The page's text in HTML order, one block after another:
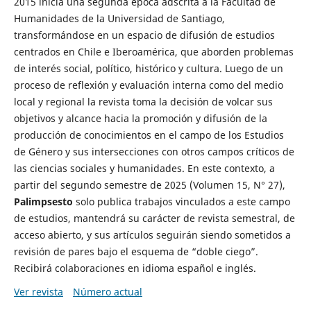
Humanidades de la Universidad de Santiago,
transformándose en un espacio de difusión de estudios
centrados en Chile e Iberoamérica, que aborden problemas
de interés social, político, histórico y cultura. Luego de un
proceso de reflexión y evaluación interna como del medio
local y regional la revista toma la decisión de volcar sus
objetivos y alcance hacia la promoción y difusión de la
producción de conocimientos en el campo de los Estudios
de Género y sus intersecciones con otros campos críticos de
las ciencias sociales y humanidades. En este contexto, a
partir del segundo semestre de 2025 (Volumen 15, N° 27),
Palimpsesto solo publica trabajos vinculados a este campo
de estudios, mantendrá su carácter de revista semestral, de
acceso abierto, y sus artículos seguirán siendo sometidos a
revisión de pares bajo el esquema de “doble ciego”.
Recibirá colaboraciones en idioma español e inglés.
Ver revista
Número actual